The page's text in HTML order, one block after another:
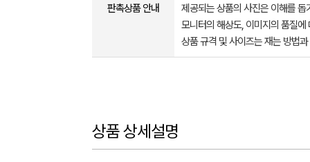
판촉상품 안내
제공되는 상품의 사진은 이해를
모니터의 해상도, 이미지의 품질
상품 규격 및 사이즈는 재는 방법
상품 상세설명